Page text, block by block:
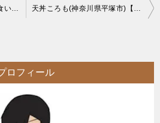
西華(埼玉県東松山市)【大食い】デカ盛り地帯にあるコスパの中華店 天丼ころも(神奈川県平塚市)【大食い】はみ出すデカ盛り風巨大あなご天丼
ロフィール